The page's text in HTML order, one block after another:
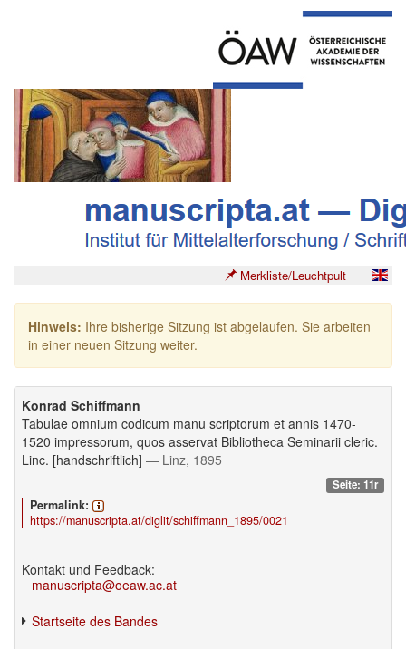
Merkliste/Leuchtpult
Hinweis: Ihre bisherige Sitzung ist abgelaufen. Sie arbeiten
in einer neuen Sitzung weiter.
Konrad Schiffmann
Tabulae omnium codicum manu scriptorum et annis 1470-
1520 impressorum, quos asservat Bibliotheca Seminarii cleric.
Linc. [handschriftlich] — Linz, 1895
Seite: 11r
Permalink:
https://manuscripta.at/diglit/schiffmann_1895/0021
Kontakt und Feedback:
manuscripta@oeaw.ac.at
Startseite des Bandes